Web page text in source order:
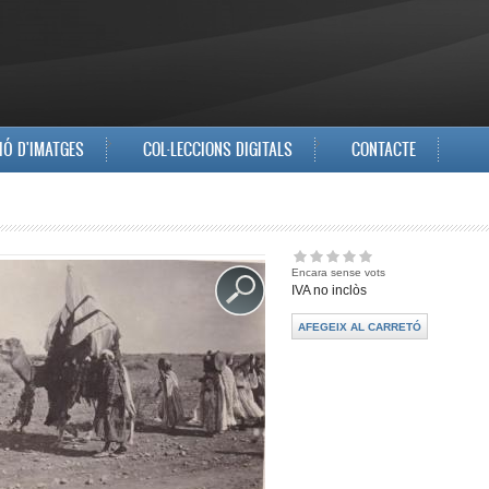
D'IMATGES COL·LECCIONS DIGITALS CONTACTE
Encara sense vots
IVA no inclòs